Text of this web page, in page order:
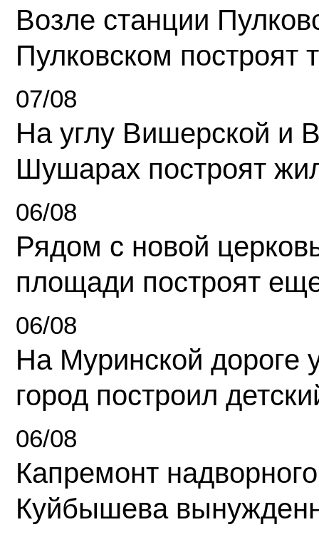
Возле станции
Пулковском построят
07/08
На углу Вишерской и
Шушарах построят
06/08
Рядом с новой
площади построят
06/08
На Муринской дороге
город построил
06/08
Капремонт
Куйбышева